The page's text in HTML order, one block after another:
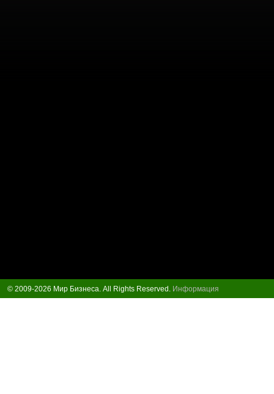
© 2009-2026 Мир Бизнеса. All Rights Reserved. Информация